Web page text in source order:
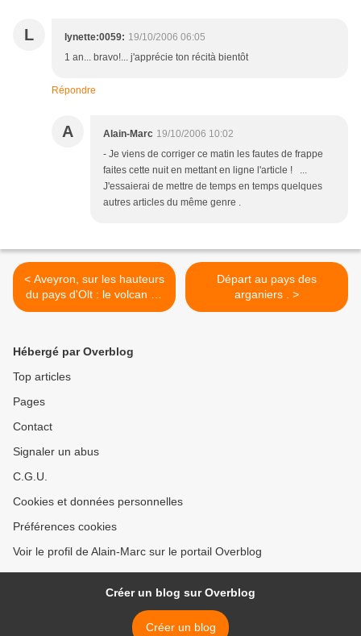
L lynette:0059: 19/10/2006 06:05
1 an... bravo!... j'apprécie ton récità bientôt
Répondre
A Alain-Marc 19/10/2006 10:02
- Je viens de corriger ce matin les fautes de frappe
faites cette nuit en mettant en ligne l'article ! ...
J'essaierai de mettre de temps en temps quelques
autres articles du même genre .
< Aveyron, sur les hauteurs
du pays d'Olt : le volcan de
Roquelaure .
Départ au pays des
arganiers . >
Hébergé par Overblog
Top articles
Pages
Contact
Signaler un abus
C.G.U.
Cookies et données personnelles
Préférences cookies
Voir le profil de Alain-Marc sur le portail Overblog
Créer un blog sur Overblog
Créer un blog